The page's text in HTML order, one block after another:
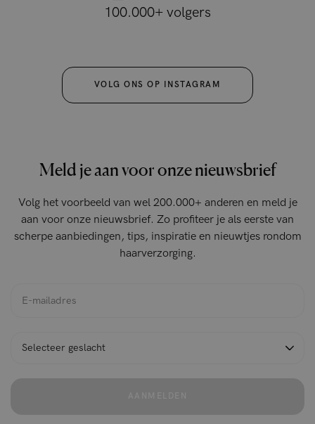
100.000+ volgers
VOLG ONS OP INSTAGRAM
Meld je aan voor onze nieuwsbrief
Volg het voorbeeld van wel 200.000+ anderen en meld je
aan voor onze nieuwsbrief. Zo profiteer je als eerste van
scherpe aanbiedingen, tips, inspiratie en nieuwtjes rondom
haarverzorging.